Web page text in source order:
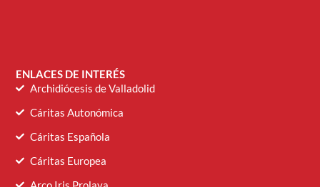
ENLACES DE INTERÉS
Archidiócesis de Valladolid
Cáritas Autonómica
Cáritas Española
Cáritas Europea